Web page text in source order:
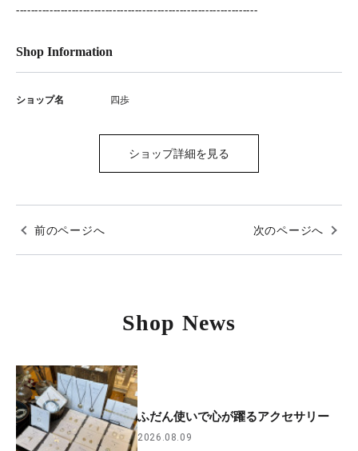
-----------------------------------------------------------------
Shop Information
ショップ名 四歩
ショップ詳細を見る
前のページへ 次のページへ
Shop News
ふだん使いで心が躍るアクセサリー
2026.08.09